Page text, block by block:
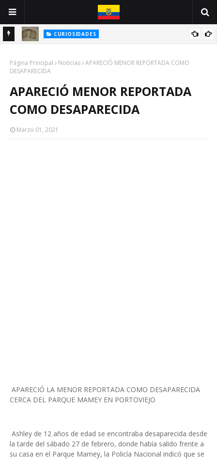
CURIOSIDADES
NEGRA
Página Principal Noticias APARECIÓ MENOR REPORTADA COMO
DESAPARECIDA
APARECIÓ MENOR REPORTADA
COMO DESAPARECIDA
Marzo 01, 2021
APARECIÓ LA MENOR REPORTADA COMO DESAPARECIDA
CERCA DEL PARQUE MAMEY EN PORTOVIEJO
Ashley de 12 años de edad se encontraba desaparecida desde
la tarde del sábado 27 de febrero, donde había salido frente a
su casa en el Parque Mamey, la Policía Nacional indicó que se